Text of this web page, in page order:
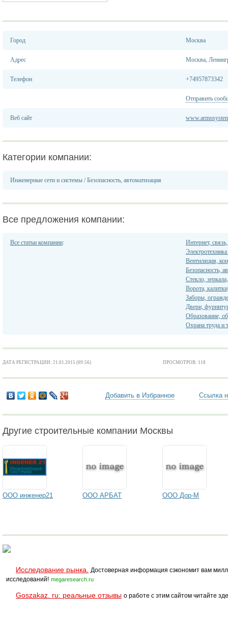
Город Москва
Адрес Москва,
Телефон +74957873342
Отправить
Веб сайт
Категории компании:
Инженерные сети и системы /Безопасность, автоматизация
Все предложения компании:
Все статьи компании:
Интернет,
Вентиляция,
Безопасность,
Стекло,
Ворота,
Заборы,
Двери,
Образование,
Охрана труда и
ДАТА РЕГИСТРАЦИИ: 21.01.2015 (09:56) ПРОСМОТРОВ: 118
Добавить в Избранное Ссылка
Другие строительные компании Москвы
ООО инженер21 ООО АРБАТ ООО Дор-М
Исследование рынка.
Достоверная информация сэкономит вам
исследований! megaresearch.ru
Goszakaz. ru: реальные отзывы о работе с этим сайтом читайте